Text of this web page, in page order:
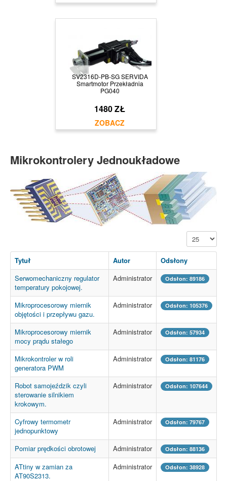
SV2316D-PB-SG SERVIDA
Smartmotor Przekładnia
PG040
1480 ZŁ
Mikrokontrolery Jednoukładowe
Pokaż #
Tytuł Autor
Odsłony
Serwomechaniczny regulator
temperatury pokojowej.
Administrator Odsłon: 89186
Mikroprocesorowy miernik
objętości i przepływu gazu.
Administrator Odsłon: 105376
Mikroprocesorowy miernik
mocy prądu stałego
Administrator Odsłon: 57934
Mikrokontroler w roli
generatora PWM
Administrator Odsłon: 81176
Robot samojeździk czyli
sterowanie silnikiem
krokowym.
Administrator Odsłon: 107644
Cyfrowy termometr
jednopunktowy
Administrator Odsłon: 79767
Pomiar prędkości obrotowej Administrator Odsłon: 88136
ATtiny w zamian za
AT90S2313.
Administrator Odsłon: 38928